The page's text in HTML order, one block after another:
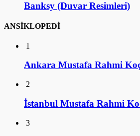
Banksy (Duvar Resimleri)
ANSİKLOPEDİ
1
Ankara Mustafa Rahmi
2
İstanbul Mustafa Rahmi
3